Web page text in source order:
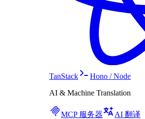
TanStack
Hono / Node
AI & Machine Translation
MCP 服务器 AI 翻译